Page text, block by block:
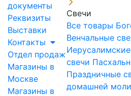
документы
Реквизиты
Выставки
Контакты
Отдел продаж
Магазины в
Москве
Магазины в
Свечи
Все товары
Венчальные
свечи
Праздничные
домашней